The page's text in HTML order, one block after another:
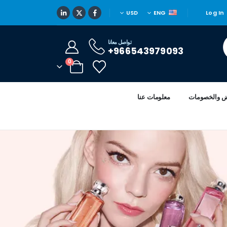
Log In
ENG
USD
تواصل معانا
966543979093+
0
والخصومات معلومات عنا